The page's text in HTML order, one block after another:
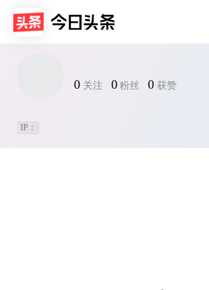
0 关注 0 粉丝 0 获赞
IP：